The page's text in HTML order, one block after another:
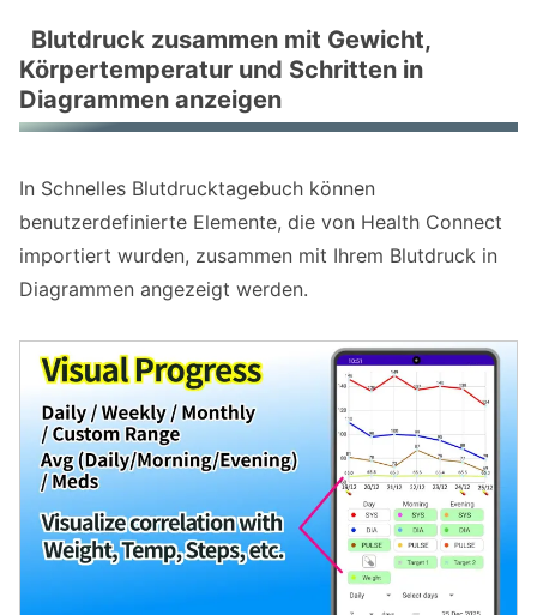
Blutdruck zusammen mit Gewicht,
Körpertemperatur und Schritten in
Diagrammen anzeigen
In Schnelles Blutdrucktagebuch können
benutzerdefinierte Elemente, die von Health Connect
importiert wurden, zusammen mit Ihrem Blutdruck in
Diagrammen angezeigt werden.